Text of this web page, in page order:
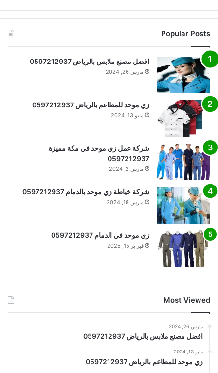
Popular Posts
افضل مصنع ملابس بالرياض 0597212937
مارس 26, 2024
زي موحد للمطاعم بالرياض 0597212937
مايو 13, 2024
شركة عمل زي موحد في مكة مميزة
0597212937
مارس 2, 2024
شركة خياطة زي موحد بالدمام 0597212937
مارس 18, 2024
زي موحد في الدمام 0597212937
فبراير 15, 2025
Most Viewed
مارس 26, 2024
افضل مصنع ملابس بالرياض 0597212937
مايو 13, 2024
زي موحد للمطاعم بالرياض 0597212937